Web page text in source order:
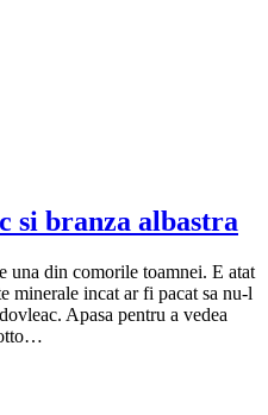
si branza albastra
una din comorile toamnei. E atat
minerale incat ar fi pacat sa nu-l
Apasa pentru a vedea